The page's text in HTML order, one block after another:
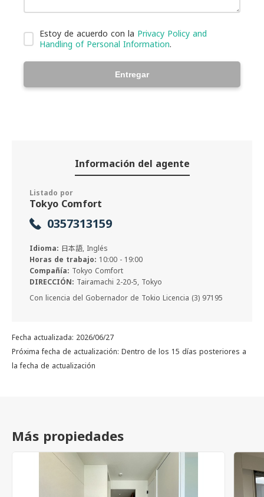
Estoy de acuerdo con la Privacy Policy and
Handling of Personal Information.
Entregar
Información del agente
Listado por
Tokyo Comfort
0357313159
Idioma: 日本語, Inglés
Horas de trabajo: 10:00 - 19:00
Compañía: Tokyo Comfort
DIRECCIÓN: Tairamachi 2-20-5, Tokyo
Con licencia del Gobernador de Tokio Licencia (3) 97195
Fecha actualizada: 2026/06/27
Próxima fecha de actualización: Dentro de los 15 días posteriores a
la fecha de actualización
Más propiedades